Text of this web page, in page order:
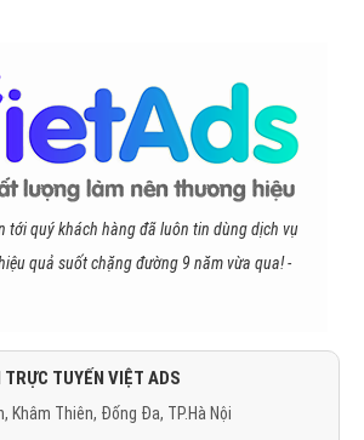
tới quý khách hàng đã luôn tin dùng dịch vụ
quả suốt chặng đường 9 năm vừa qua! -
TRỰC TUYẾN VIỆT ADS
Khâm Thiên, Đống Đa, TP.Hà Nội